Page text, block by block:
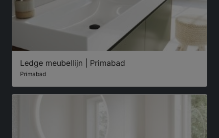
Ledge meubellijn | Primabad
Primabad